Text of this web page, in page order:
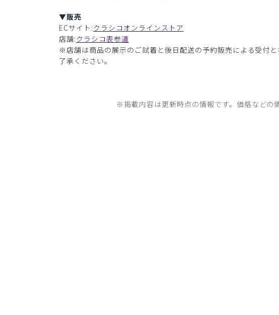
▼販売
ECサイト:クラシコオンラインストア
店舗:クラシコ表参道
※店舗は商品の展示のご試着と後日配送の予約販売による受付
了承ください。
※掲載内容は更新時点の情報です。価格などの